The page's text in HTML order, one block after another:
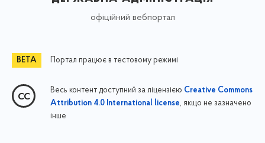
офіційний вебпортал
Портал працює в тестовому режимі
Весь контент доступний за ліцензією Creative Commons
Attribution 4.0 International license, якщо не зазначено
інше